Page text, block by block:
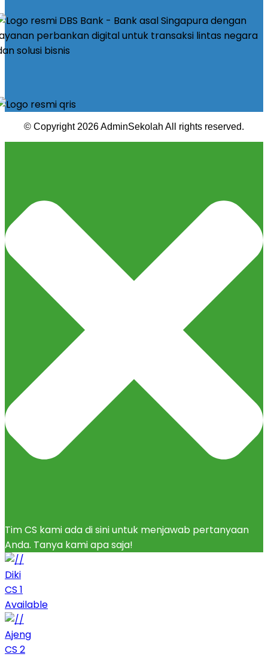
© Copyright 2026 AdminSekolah All rights reserved.
Tim CS kami ada di sini untuk menjawab pertanyaan
Anda. Tanya kami apa saja!
Diki
CS 1
Available
Ajeng
CS 2